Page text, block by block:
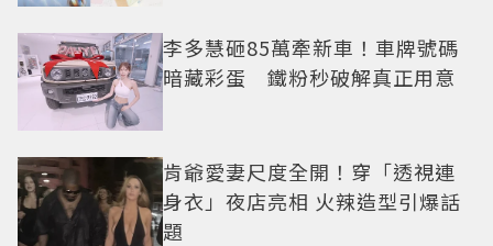
李多慧砸85萬牽新車！車牌號碼
暗藏彩蛋 鐵粉秒破解真正用意
肯爺愛妻尺度全開！穿「透視連
身衣」夜店亮相 火辣造型引爆話
題